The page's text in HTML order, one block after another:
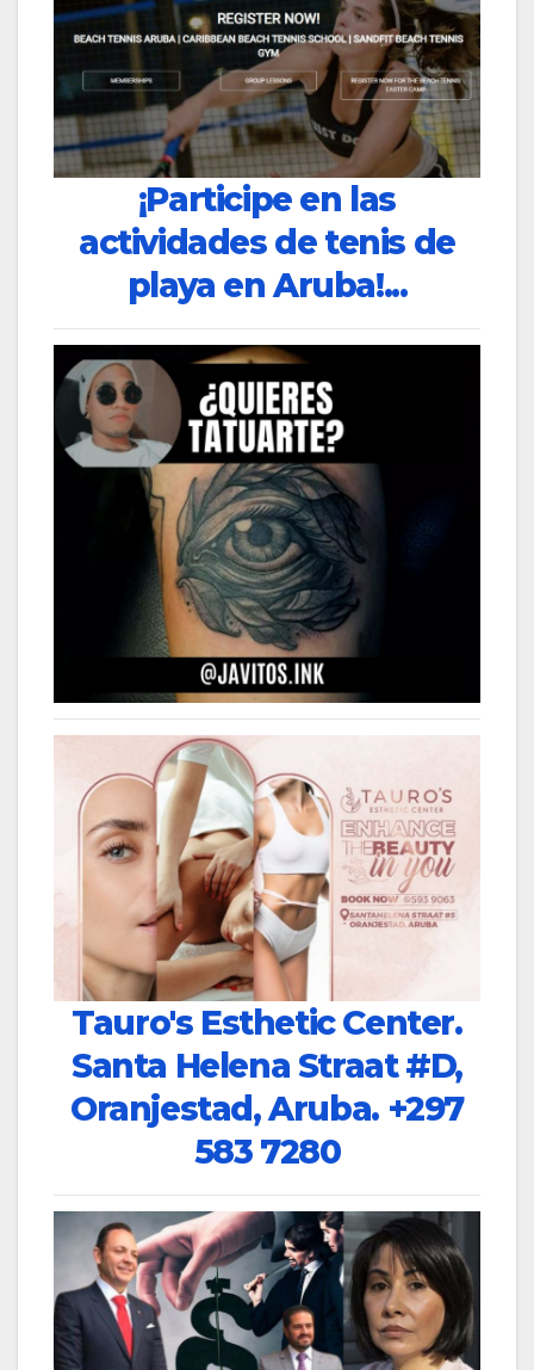
¡Participe en las
actividades de tenis de
playa en Aruba!...
Tauro's Esthetic Center.
Santa Helena Straat #D,
Oranjestad, Aruba. +297
583 7280